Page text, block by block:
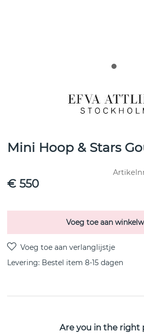
Mini Hoop & Stars
€ 550
Voeg toe aan
Levering: Bestel item 8-15 dagen
Mini Hoop & Stars 18k guld van het
Are you in the right